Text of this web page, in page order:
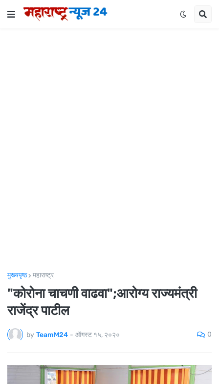
मुख्यपृष्ठ महाराष्ट्र
"कोरोना चाचणी वाढवा";आरोग्य राज्यमंत्री
राजेंद्र पाटील
by TeamM24 - ऑगस्ट १५, २०२० 0